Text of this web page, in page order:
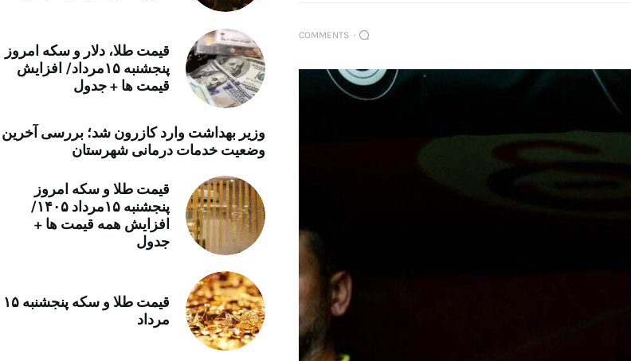
پایگاه خبری آبان
۰ COMMENTS
قیمت طلا، دلار و سکه امروز
پنجشنبه ۱۵مرداد/ افزایش
قیمت ها + جدول
وزیر بهداشت وارد کازرون شد؛ بررسی آخرین
وضعیت خدمات درمانی شهرستان
قیمت طلا و سکه امروز
پنجشنبه ۱۵مرداد ۱۴۰۵/
افزایش همه قیمت ها +
جدول
قیمت طلا و سکه پنجشنبه ۱۵
مرداد